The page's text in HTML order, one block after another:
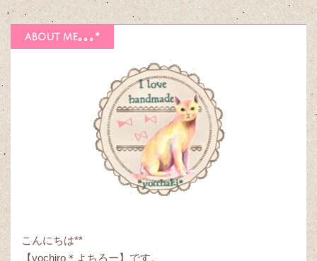
about me｡｡｡*
こんにちは**
【yochiro＊よちろー】です。